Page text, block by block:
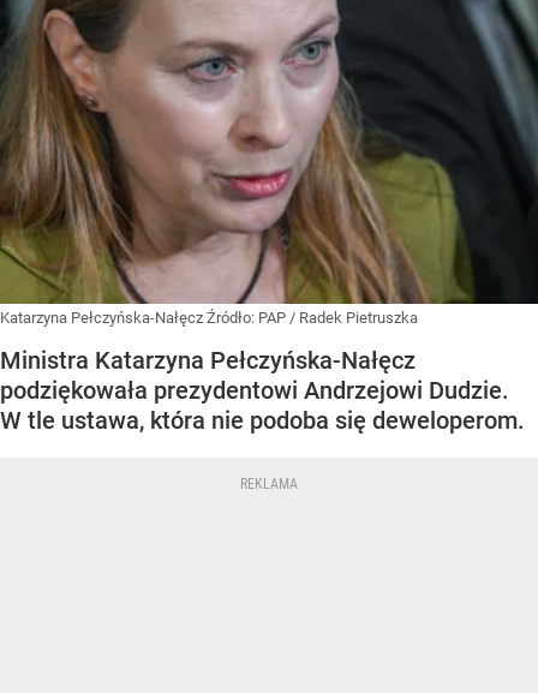
Katarzyna Pełczyńska-Nałęcz Źródło: PAP / Radek Pietruszka
Ministra Katarzyna Pełczyńska-Nałęcz
podziękowała prezydentowi Andrzejowi Dudzie.
W tle ustawa, która nie podoba się deweloperom.